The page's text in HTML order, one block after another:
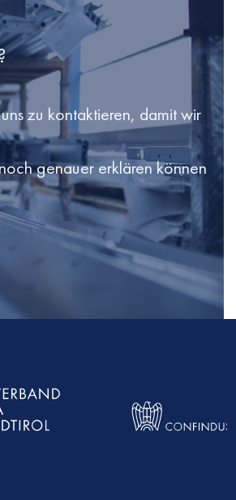
zu kontaktieren, damit wir
genauer erklären können